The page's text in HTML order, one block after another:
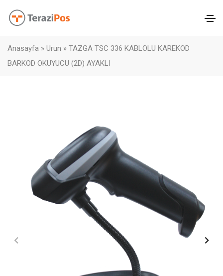
Anasayfa » Urun » TAZGA TSC 336 KABLOLU KAREKOD
BARKOD OKUYUCU (2D) AYAKLI